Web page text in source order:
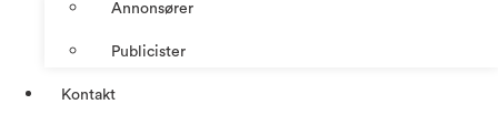
Annonsører
Publicister
Kontakt